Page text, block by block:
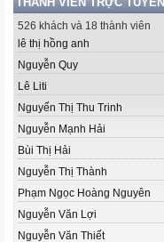
526 khách và 18 thành viên
lê thị hồng anh
Nguyễn Quy
Lê Liti
Nguyển Thị Thu Trinh
Nguyễn Mạnh Hải
Bùi Thị Hải
Nguyễn Thị Thành
Phạm Ngọc Hoàng Nguyên
Nguyễn Văn Lợi
Nguyễn Văn Thiết